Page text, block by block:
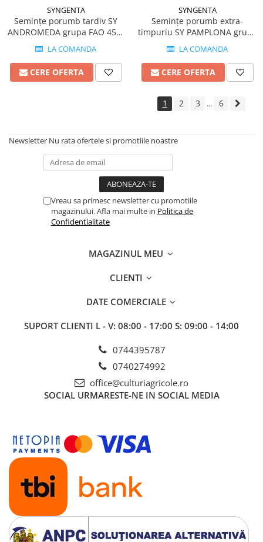
Biostimulatori
Fertilizanți foliari
Adjuvanți
Pachete tehnologice
Regulatori de creștere
GRÂU DE PRIMĂVARĂ
GRÂU DE TOAMNĂ
Tratament semințe
Fungicide
Biostimulatori
GULIE
Biostimulatori
Adjuvanți
HAMEI
Fungicide
Fertilizanți foliari
HASMAȚUCHI
Erbicide
Biostimulatori
Adjuvanți
NUC
Biostimulatori
Fertilizanți foliari
OLEAGINOASE
Insecticide
Fertilizanți foliari
Fungicide
Fertilizanți foliari
Fungicide
Fertilizanți foliari
Adjuvanți
PĂSTÂRNAC
Fertilizanți foliari
PĂȘUNI
Fertilizanți foliari
SYNGENTA
Semințe porumb tardiv SY
ANDROMEDA grupa FAO 450-
LA COMANDA
CERE OFERTA
SYNGENTA
Semințe porumb extra-
timpuriu SY PAMPLONA grupa
FAO 250-290
LA COMANDA
CERE OFERTA
1 2 3 ... 6
Newsletter Nu rata ofertele si promotiile noastre
Vreau sa primesc newsletter cu promotiile
magazinului. Afla mai multe in Politica de
Confidentialitate
MAGAZINUL MEU
CLIENTI
DATE COMERCIALE
SUPORT CLIENTI L - V: 08:00 - 17:00 S: 09:00 - 14:00
0744395787
0740274992
office@culturiagricole.ro
SOCIAL URMARESTE-NE IN SOCIAL MEDIA